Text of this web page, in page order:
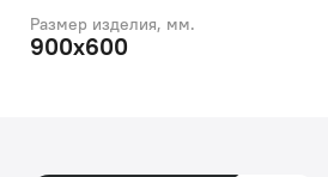
Размер изделия, мм.
900x600